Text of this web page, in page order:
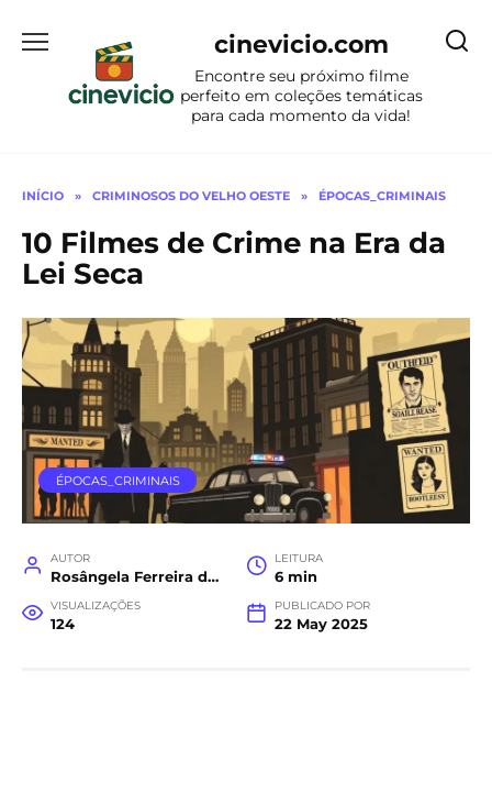
para
conteúdo
cinevicio.com
Encontre seu próximo filme
perfeito em coleções temáticas
para cada momento da vida!
INÍCIO » CRIMINOSOS DO VELHO OESTE » ÉPOCAS_CRIMINAIS
10 Filmes de Crime na Era da
Lei Seca
ÉPOCAS_CRIMINAIS
AUTOR
Rosângela Ferreira da Costa
LEITURA
6 min
VISUALIZAÇÕES
124
PUBLICADO POR
22 May 2025